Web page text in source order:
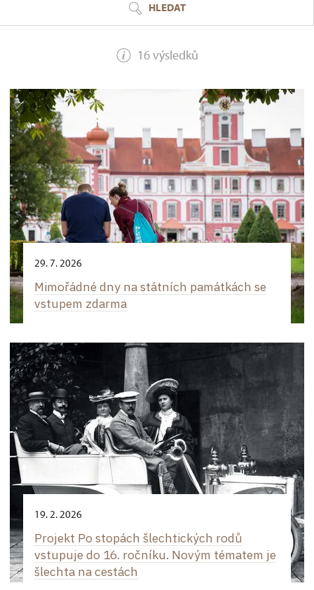
HLEDAT
16 výsledků
29. 7. 2026
Mimořádné dny na státních památkách se
vstupem zdarma
19. 2. 2026
Projekt Po stopách šlechtických rodů
vstupuje do 16. ročníku. Novým tématem je
šlechta na cestách